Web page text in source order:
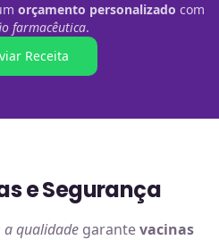
orçamento personalizado com
farmacêutica.
Receita
e Segurança
a qualidade garantevacinas